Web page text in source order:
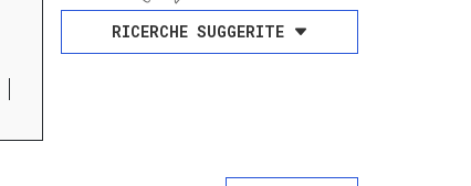
RICERCHE SUGGERITE